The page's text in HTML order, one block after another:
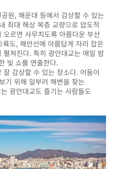
원, 해운대 등에서 감상할 수 있는
최대 해상 복층 교량으로 압도적
르면 사무치도록 아름다운 부산
도, 해안선에 아름답게 자리 잡은
쳐진다. 특히 광안대교는 매일 밤
빛 쇼를 연출한다.
감상할 수 있는 장소다. 어둠이
기 위해 일부러 해변을 찾는
광안대교도 즐기는 사람들도